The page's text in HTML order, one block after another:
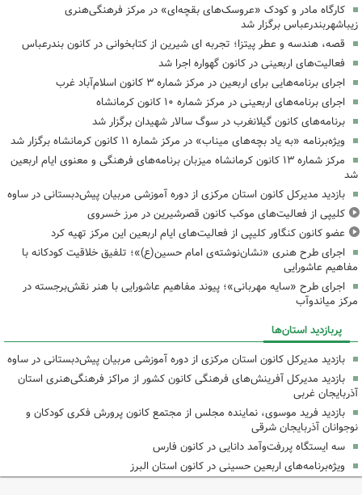
کارگاه مادر و کودک «عروسک‌های بقچه‌ای» در مرکز فرهنگی‌هنری
زیباشهربندرعباس برگزار شد
قصه، هندسه و عطر پیتزا؛ تجربه ای شیرین از کتابخوانی در کانون بندرعباس
فعالیت‌های اربعینی در کانون گهواره اجرا شد
اجرای برنامه‌هایی برای اربعین در مرکز شماره ۳ کانون اسلام‌آباد غرب
اجرای برنامه‌های اربعینی در مرکز شماره ۱۰ کانون کرمانشاه
برنامه‌های کانون گیلانغرب در سوگ سالار شهیدان برگزار شد
ویژه‌برنامه «به یاد بچه‌های میناب» در مرکز شماره ۱۱ کانون کرمانشاه برگزار شد
مرکز شماره ۱۳ کانون کرمانشاه میزبان برنامه‌های فرهنگی و معنوی ایام اربعین
شد
بازدید مدیرکل کانون استان مرکزی از دوره آموزشی مربیان پیش‌دبستانی در ساوه
کلیپی از فعالیت‌های موکب کانون قصرشیرین در مرز خسروی
عضو کانون کنگاور کلیپی از فعالیت‌های ایام اربعین این مرکز تهیه کرد
اجرای طرح هنری «نشان‌نوشته‌ی امام حسین(ع)»؛ تلفیق خلاقیت کودکانه با
مفاهیم عاشورایی
اجرای طرح «سایه مهربانی»؛ پیوند مفاهیم عاشورایی با هنر نقش‌برجسته در
مرکز میاندوآب
پربازدید استان‌ها
بازدید مدیرکل کانون استان مرکزی از دوره آموزشی مربیان پیش‌دبستانی در ساوه
بازدید مدیرکل آفرینش‌های فرهنگی کانون کشور از مراکز فرهنگی‌هنری استان
آذربایجان غربی
بازدید فرید موسوی، نماینده مجلس از مجتمع کانون پرورش فکری کودکان و
نوجوانان آذربایجان شرقی
سه ایستگاه پررفت‌وآمد دانایی در کانون فارس
ویژه‌برنامه‌های اربعین حسینی در کانون استان البرز